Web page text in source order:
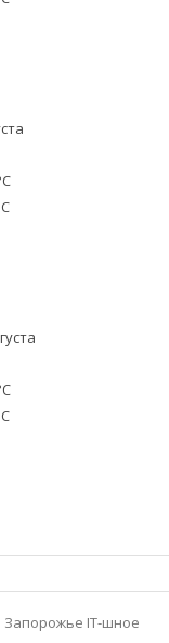
Запорожье IT-шное